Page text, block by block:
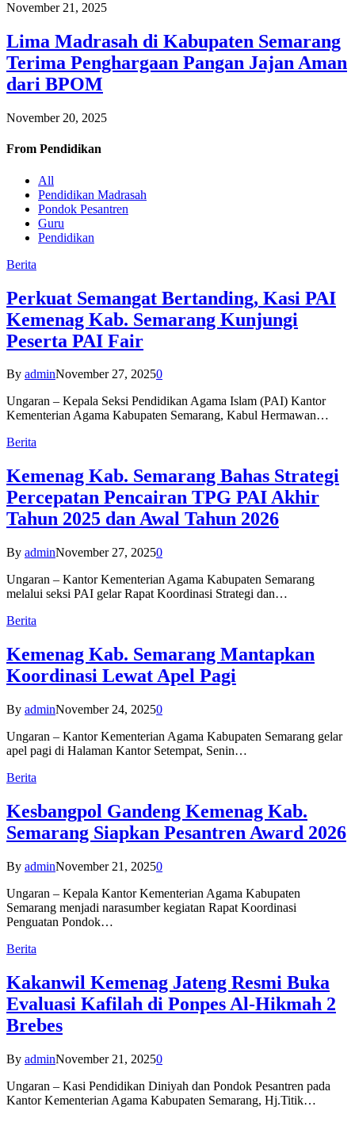
November 21, 2025
Lima Madrasah di Kabupaten Semarang
Terima Penghargaan Pangan Jajan Aman
dari BPOM
November 20, 2025
From Pendidikan
All
Pendidikan Madrasah
Pondok Pesantren
Guru
Pendidikan
Berita
Perkuat Semangat Bertanding, Kasi PAI
Kemenag Kab. Semarang Kunjungi
Peserta PAI Fair
By adminNovember 27, 20250
Ungaran – Kepala Seksi Pendidikan Agama Islam (PAI) Kantor
Kementerian Agama Kabupaten Semarang, Kabul Hermawan…
Berita
Kemenag Kab. Semarang Bahas Strategi
Percepatan Pencairan TPG PAI Akhir
Tahun 2025 dan Awal Tahun 2026
By adminNovember 27, 20250
Ungaran – Kantor Kementerian Agama Kabupaten Semarang
melalui seksi PAI gelar Rapat Koordinasi Strategi dan…
Berita
Kemenag Kab. Semarang Mantapkan
Koordinasi Lewat Apel Pagi
By adminNovember 24, 20250
Ungaran – Kantor Kementerian Agama Kabupaten Semarang gelar
apel pagi di Halaman Kantor Setempat, Senin…
Berita
Kesbangpol Gandeng Kemenag Kab.
Semarang Siapkan Pesantren Award 2026
By adminNovember 21, 20250
Ungaran – Kepala Kantor Kementerian Agama Kabupaten
Semarang menjadi narasumber kegiatan Rapat Koordinasi
Penguatan Pondok…
Berita
Kakanwil Kemenag Jateng Resmi Buka
Evaluasi Kafilah di Ponpes Al-Hikmah 2
Brebes
By adminNovember 21, 20250
Ungaran – Kasi Pendidikan Diniyah dan Pondok Pesantren pada
Kantor Kementerian Agama Kabupaten Semarang, Hj.Titik…